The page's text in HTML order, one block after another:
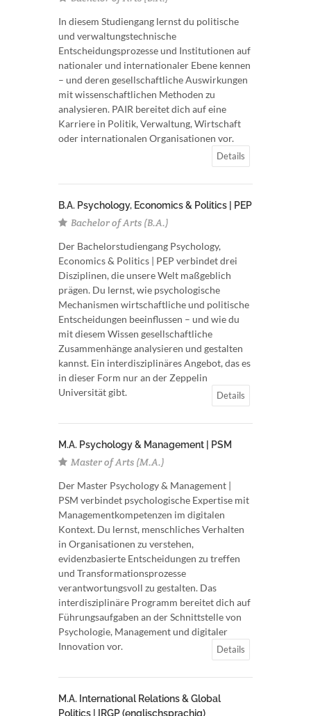
In diesem Studiengang lernst du politische
und verwaltungstechnische
Entscheidungsprozesse und Institutionen auf
nationaler und internationaler Ebene kennen
– und deren gesellschaftliche Auswirkungen
mit wissenschaftlichen Methoden zu
analysieren. PAIR bereitet dich auf eine
Karriere in Politik, Verwaltung, Wirtschaft
oder internationalen Organisationen vor.
Details
B.A. Psychology, Economics & Politics | PEP
Bachelor of Arts (B.A.)
Der Bachelorstudiengang Psychology,
Economics & Politics | PEP verbindet drei
Disziplinen, die unsere Welt maßgeblich
prägen. Du lernst, wie psychologische
Mechanismen wirtschaftliche und politische
Entscheidungen beeinflussen – und wie du
mit diesem Wissen gesellschaftliche
Zusammenhänge analysieren und gestalten
kannst. Ein interdisziplinäres Angebot, das es
in dieser Form nur an der Zeppelin
Universität gibt.
Details
M.A. Psychology & Management | PSM
Master of Arts (M.A.)
Der Master Psychology & Management |
PSM verbindet psychologische Expertise mit
Managementkompetenzen im digitalen
Kontext. Du lernst, menschliches Verhalten
in Organisationen zu verstehen,
evidenzbasierte Entscheidungen zu treffen
und Transformationsprozesse
verantwortungsvoll zu gestalten. Das
interdisziplinäre Programm bereitet dich auf
Führungsaufgaben an der Schnittstelle von
Psychologie, Management und digitaler
Innovation vor.
Details
M.A. International Relations & Global
Politics | IRGP (englischsprachig)